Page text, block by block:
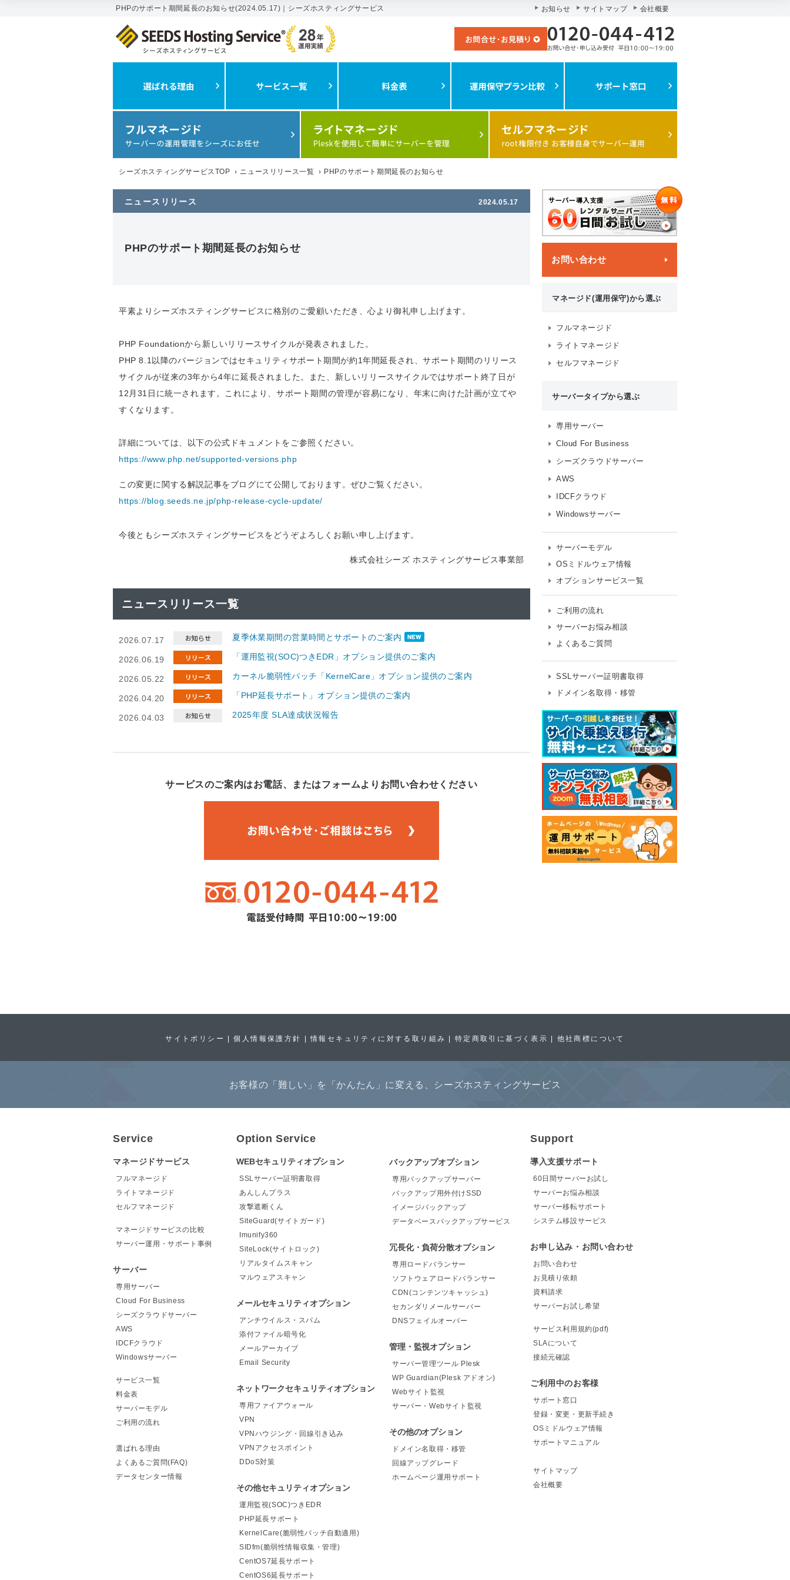
PHPのサポート期間延長のお知らせ(2024.05.17)｜シーズホスティングサービス お知らせ サイトマップ 会社概要
シーズホスティングサービスTOP › ニュースリリース一覧 › PHPのサポート期間延長のお知らせ
ニュースリリース 2024.05.17
PHPのサポート期間延長のお知らせ
平素よりシーズホスティングサービスに格別のご愛顧いただき、心より御礼申し上げます。
PHP Foundationから新しいリリースサイクルが発表されました。
PHP 8.1以降のバージョンではセキュリティサポート期間が約1年間延長され、サポート期間のリリース
サイクルが従来の3年から4年に延長されました。また、新しいリリースサイクルではサポート終了日が
12月31日に統一されます。これにより、サポート期間の管理が容易になり、年末に向けた計画が立てや
すくなります。
詳細については、以下の公式ドキュメントをご参照ください。
https://www.php.net/supported-versions.php
この変更に関する解説記事をブログにて公開しております。ぜひご覧ください。
https://blog.seeds.ne.jp/php-release-cycle-update/
今後ともシーズホスティングサービスをどうぞよろしくお願い申し上げます。
株式会社シーズ ホスティングサービス事業部
ニュースリリース一覧
2026.07.17 夏季休業期間の営業時間とサポートのご案内
2026.06.19 「運用監視(SOC)つきEDR」オプション提供のご案内
2026.05.22 カーネル脆弱性パッチ「KernelCare」オプション提供のご案内
2026.04.20 「PHP延長サポート」オプション提供のご案内
2026.04.03 2025年度 SLA達成状況報告
サービスのご案内はお電話、 またはフォームよりお問い合わせください
お問い合わせ
マネージド(運用保守)から選ぶ
フルマネージド
ライトマネージド
セルフマネージド
サーバータイプから選ぶ
専用サーバー
Cloud For Business
シーズクラウドサーバー
AWS
IDCFクラウド
Windowsサーバー
サーバーモデル
OSミドルウェア情報
オプションサービス一覧
ご利用の流れ
サーバーお悩み相談
よくあるご質問
SSLサーバー証明書取得
ドメイン名取得・移管
サイトポリシー 個人情報保護方針 情報セキュリティに対する取り組み 特定商取引に基づく表示 他社商標について
お客様の「難しい」を「かんたん」に変える、シーズホスティングサービス
Service
マネージドサービス
フルマネージド
ライトマネージド
セルフマネージド
マネージドサービスの比較
サーバー運用・サポート事例
サーバー
専用サーバー
Cloud For Business
シーズクラウドサーバー
AWS
IDCFクラウド
Windowsサーバー
サービス一覧
料金表
サーバーモデル
ご利用の流れ
選ばれる理由
よくあるご質問(FAQ)
データセンター情報
Option Service
WEBセキュリティオプション
SSLサーバー証明書取得
あんしんプラス
攻撃遮断くん
SiteGuard(サイトガード)
Imunify360
SiteLock(サイトロック)
リアルタイムスキャン
マルウェアスキャン
メールセキュリティオプション
アンチウイルス・スパム
添付ファイル暗号化
メールアーカイブ
Email Security
ネットワークセキュリティオプション
専用ファイアウォール
VPN
VPNハウジング・回線引き込み
VPNアクセスポイント
DDoS対策
その他セキュリティオプション
運用監視(SOC)つきEDR
PHP延長サポート
KernelCare(脆弱性パッチ自動適用)
SIDfm(脆弱性情報収集・管理)
CentOS7延長サポート
CentOS6延長サポート
バックアップオプション
専用バックアップサーバー
バックアップ用外付けSSD
イメージバックアップ
データベースバックアップサービス
冗長化・負荷分散オプション
専用ロードバランサー
ソフトウェアロードバランサー
CDN(コンテンツキャッシュ)
セカンダリメールサーバー
DNSフェイルオーバー
管理・監視オプション
サーバー管理ツール Plesk
WP Guardian(Plesk アドオン)
Webサイト監視
サーバー・Webサイト監視
その他のオプション
ドメイン名取得・移管
回線アップグレード
ホームページ運用サポート
Support
導入支援サポート
60日間サーバーお試し
サーバーお悩み相談
サーバー移転サポート
システム移設サービス
お申し込み・お問い合わせ
お問い合わせ
お見積り依頼
資料請求
サーバーお試し希望
サービス利用規約(pdf)
SLAについて
接続元確認
ご利用中のお客様
サポート窓口
登録・変更・更新手続き
OSミドルウェア情報
サポートマニュアル
サイトマップ
会社概要